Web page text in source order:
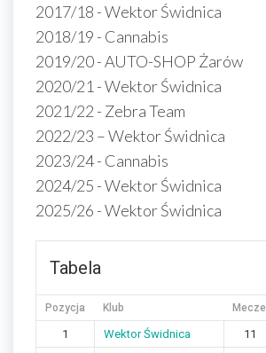
2017/18 - Wektor Świdnica
2018/19 - Cannabis
2019/20 - AUTO-SHOP Żarów
2020/21 - Wektor Świdnica
2021/22 - Zebra Team
2022/23 – Wektor Świdnica
2023/24 - Cannabis
2024/25 - Wektor Świdnica
2025/26 - Wektor Świdnica
Tabela
Pozycja Klub Mecze
1 Wektor Świdnica 11